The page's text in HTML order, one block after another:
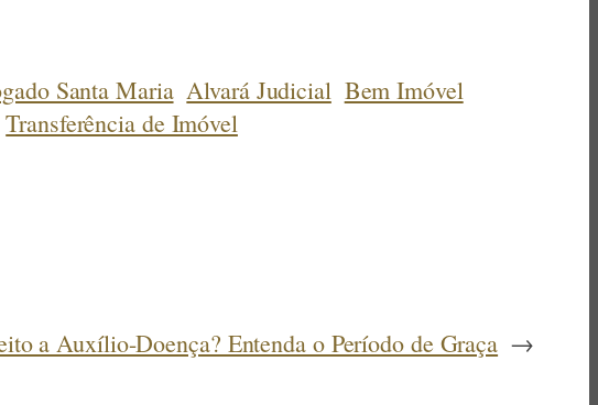
Santa Maria Alvará Judicial Bem Imóvel
Transferência de Imóvel
a Auxílio-Doença? Entenda o Período de Graça →